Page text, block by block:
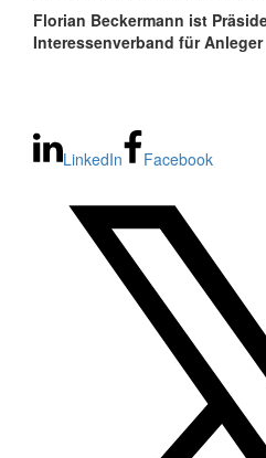
Florian Beckermann ist
Interessenverband für Anleger
LinkedIn Facebook